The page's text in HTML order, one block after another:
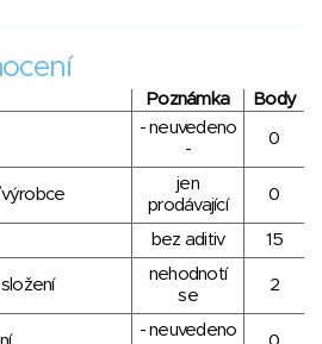
Poznámka Body
- neuvedeno
-
0
jen
prodávající
0
bez aditiv 15
nehodnotí
se
2
- neuvedeno